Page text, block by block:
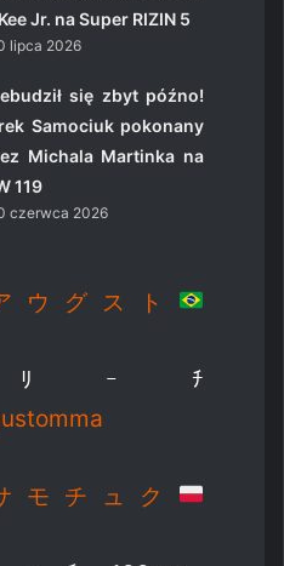
Jr. na Super RIZIN 5
lipca 2026
się zbyt późno!
Samociuk pokonany
Michala Martinka na
119
czerwca 2026
ウグスト
ｰﾁ
モチュク